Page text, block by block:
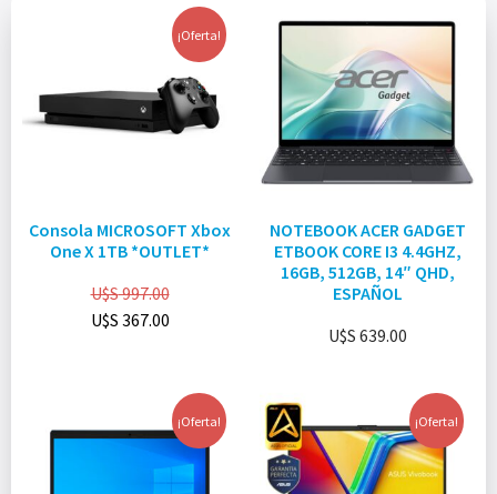
¡Oferta!
Consola MICROSOFT Xbox
One X 1TB *OUTLET*
U$S997.00
U$S 367.00
NOTEBOOK ACER GADGET
ETBOOK CORE I3 4.4GHZ,
16GB, 512GB, 14″ QHD,
ESPAÑOL
U$S 639.00
¡Oferta! ¡Oferta!